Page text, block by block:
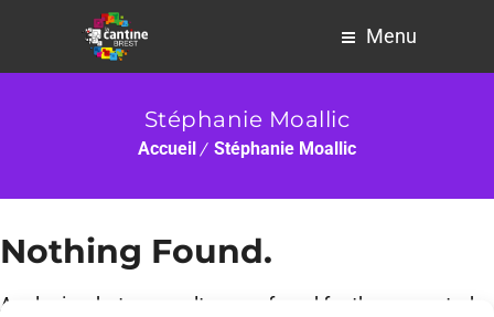
Menu
Stéphanie Moallic
Accueil Stéphanie Moallic
Nothing Found.
Apologies, but no results were found for the requested